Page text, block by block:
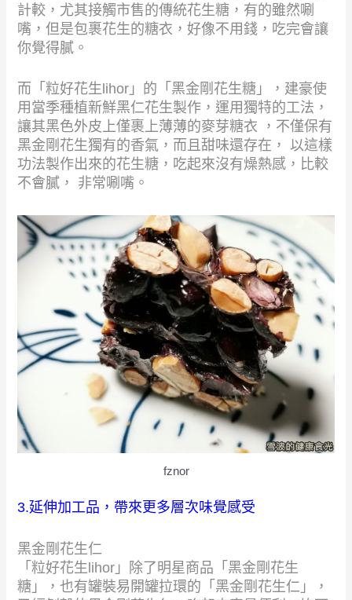
計較，尤其接觸市售的傳統花生糖，有的雖然唰
嘴，但是包裹花生的糖衣，好像不用錢，吃完會讓
你覺得膩。
而「粒好花生lihor」的「黑金剛花生糖」，建豪使
用當季種植新鮮黑仁花生製作，運用獨特的工法，
讓其黑色外皮上僅裹上薄薄的麥芽糖衣 ，不僅保有
黑金剛花生獨有的香氣，而且甜味還存在， 以這樣
功法製作出來的花生糖，吃起來沒有燥熱感，比較
不會膩， 非常唰嘴。
fznor
3.延伸加工品，帶來更多層次味覺感受
黑金剛花生仁
「粒好花生lihor」除了明星商品「黑金剛花生
糖」，也有罐裝易開罐拉環的「黑金剛花生仁」，